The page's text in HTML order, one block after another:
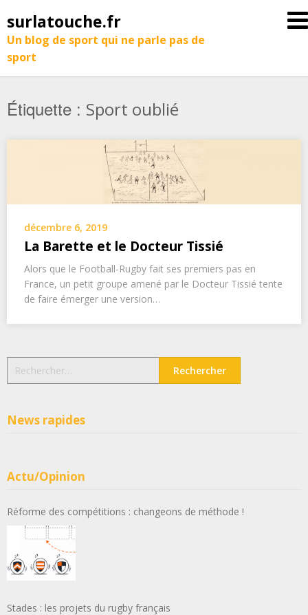
surlatouche.fr
Un blog de sport qui ne parle pas de
sport
Étiquette : Sport oublié
décembre 6, 2019
La Barette et le Docteur Tissié
Alors que le Football-Rugby fait ses premiers pas en
France, un petit groupe amené par le Docteur Tissié tente
de faire émerger une version…
News rapides
Actu/Opinion
Réforme des compétitions : changeons de méthode !
Stades : les projets du rugby français